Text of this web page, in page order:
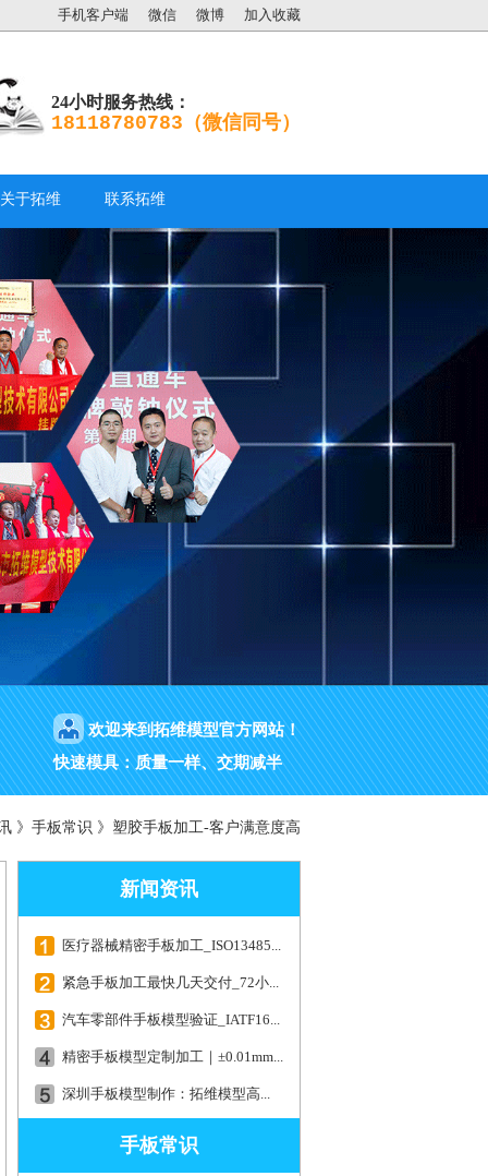
手机客户端 微信 微博 加入收藏
24小时服务热线：
18118780783（微信同号）
关于拓维 联系拓维
欢迎来到拓维模型官方网站！
快速模具：质量一样、交期减半
》 手板常识 》 塑胶手板加工-客户满意度高
新闻资讯
医疗器械精密手板加工_ISO13485...
紧急手板加工最快几天交付_72小...
汽车零部件手板模型验证_IATF16...
精密手板模型定制加工｜±0.01mm...
深圳手板模型制作：拓维模型高...
手板常识